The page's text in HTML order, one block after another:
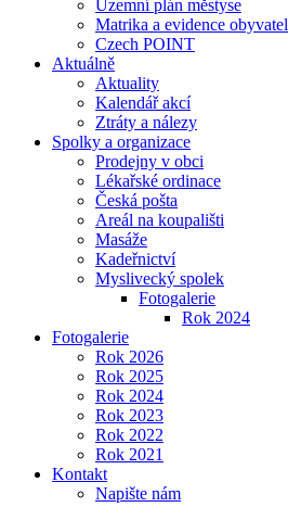
Územní plán městyse
Matrika a evidence obyvatel
Czech POINT
Aktuálně
Aktuality
Kalendář akcí
Ztráty a nálezy
Spolky a organizace
Prodejny v obci
Lékařské ordinace
Česká pošta
Areál na koupališti
Masáže
Kadeřnictví
Myslivecký spolek
Fotogalerie
Rok 2024
Fotogalerie
Rok 2026
Rok 2025
Rok 2024
Rok 2023
Rok 2022
Rok 2021
Kontakt
Napište nám